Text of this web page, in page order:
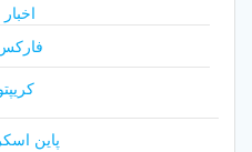
اخبار
پاین